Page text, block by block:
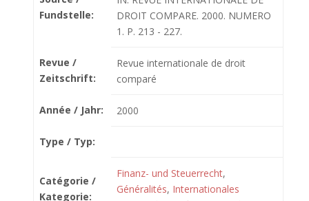
Fundstelle:
DROIT COMPARE. 2000. NUMERO
1. P. 213 - 227.
Revue /
Zeitschrift:
Revue internationale de droit
comparé
Année / Jahr: 2000
Type / Typ:
Catégorie /
Kategorie:
Finanz- und Steuerrecht,
Généralités, Internationales